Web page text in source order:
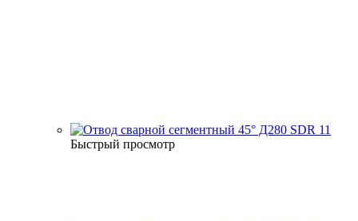
Быстрый просмотр